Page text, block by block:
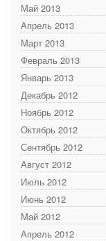
Май 2013
Апрель 2013
Март 2013
Февраль 2013
Январь 2013
Декабрь 2012
Ноябрь 2012
Октябрь 2012
Сентябрь 2012
Август 2012
Июль 2012
Июнь 2012
Май 2012
Апрель 2012